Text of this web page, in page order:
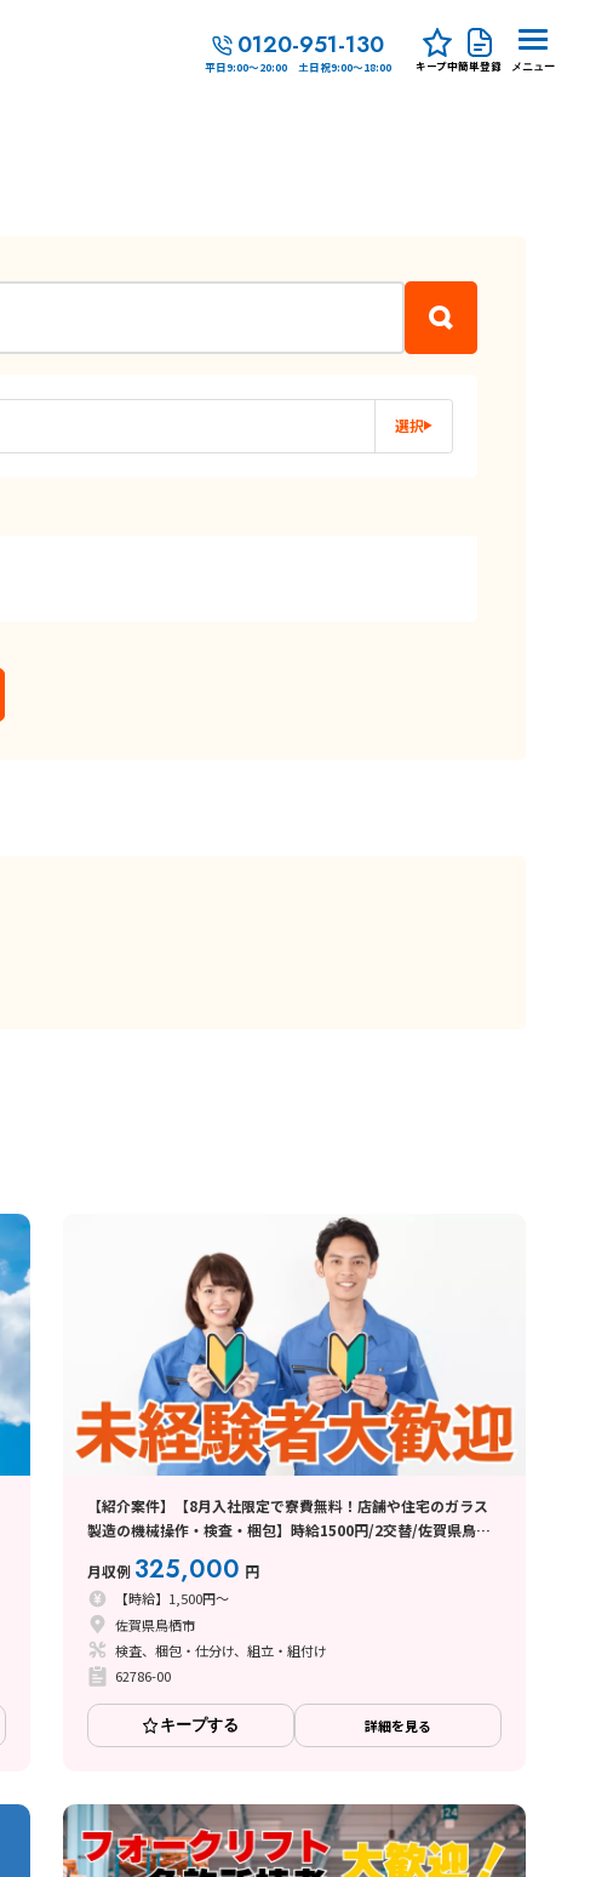
0120-951-130
平日9:00～20:00 土日祝9:00～18:00 キープ中簡単登録 メニュー
選択
【紹介案件】【8月入社限定で寮費無料！店舗や住宅のガラス
製造の機械操作・検査・梱包】時給1500円/2交替/佐賀県鳥栖
中旬入社
月収例 325,000 円
【時給】1,500円～
佐賀県鳥栖市
検査、梱包・仕分け、組立・組付け
62786-00
キープする 詳細を見る